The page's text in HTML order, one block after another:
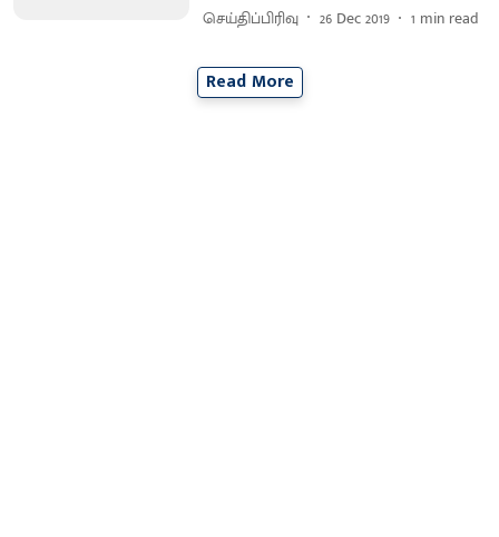
செய்திப்பிரிவு 26 Dec 2019 1 min read
Read More